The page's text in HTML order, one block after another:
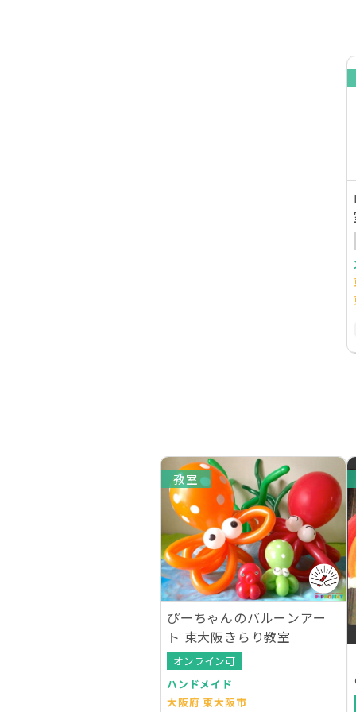
教室
ぴーちゃんのバルーンアー
ト 東大阪きらり教室
オンライン可
ハンドメイド
大阪府 東大阪市